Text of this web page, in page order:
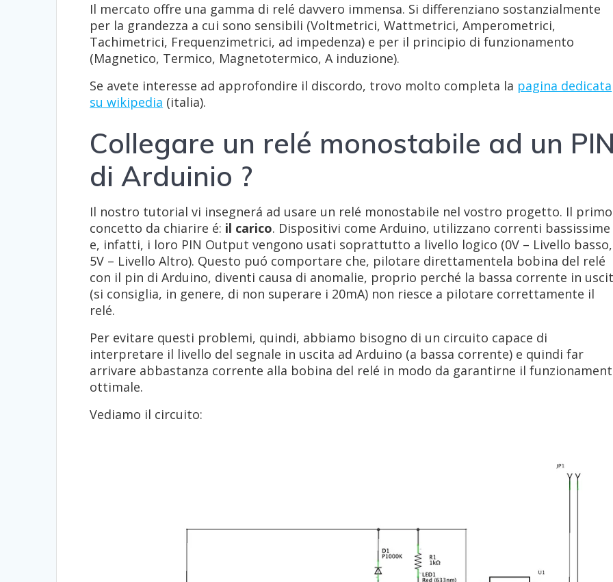
Il mercato offre una gamma di relé davvero immensa. Si differenziano sostanzialmente
per la grandezza a cui sono sensibili (Voltmetrici, Wattmetrici, Amperometrici,
Tachimetrici, Frequenzimetrici, ad impedenza) e per il principio di funzionamento
(Magnetico, Termico, Magnetotermico, A induzione).
Se avete interesse ad approfondire il discordo, trovo molto completa la pagina dedicata
su wikipedia (italia).
Collegare un relé monostabile ad un
di Arduinio ?
Il nostro tutorial vi insegnerá ad usare un relé monostabile nel vostro progetto. Il primo
concetto da chiarire é: il carico. Dispositivi come Arduino, utilizzano correnti bassissime
e, infatti, i loro PIN Output vengono usati soprattutto a livello logico (0V – Livello basso,
5V – Livello Altro). Questo puó comportare che, pilotare direttamentela bobina del relé
con il pin di Arduino, diventi causa di anomalie, proprio perché la bassa corrente in
(si consiglia, in genere, di non superare i 20mA) non riesce a pilotare correttamente il
relé.
Per evitare questi problemi, quindi, abbiamo bisogno di un circuito capace di
interpretare il livello del segnale in uscita ad Arduino (a bassa corrente) e quindi far
arrivare abbastanza corrente alla bobina del relé in modo da garantirne il
ottimale.
Vediamo il circuito: